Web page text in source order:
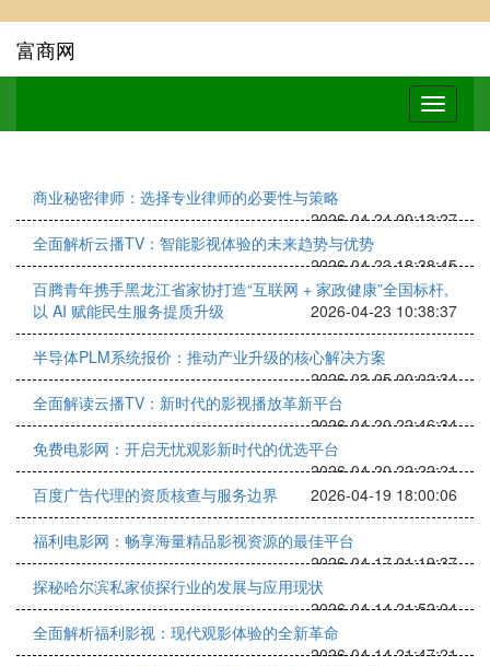
富商网
商业秘密律师：选择专业律师的必要性与策略
2026-04-24 00:13:27
全面解析云播TV：智能影视体验的未来趋势与优势
2026-04-23 18:38:45
百腾青年携手黑龙江省家协打造“互联网 + 家政健康”全国标杆,
以 AI 赋能民生服务提质升级
2026-04-23 10:38:37
半导体PLM系统报价：推动产业升级的核心解决方案
2026-03-05 00:02:34
全面解读云播TV：新时代的影视播放革新平台
2026-04-20 22:46:34
免费电影网：开启无忧观影新时代的优选平台
2026-04-20 22:22:21
百度广告代理的资质核查与服务边界
2026-04-19 18:00:06
福利电影网：畅享海量精品影视资源的最佳平台
2026-04-17 01:19:37
探秘哈尔滨私家侦探行业的发展与应用现状
2026-04-14 21:52:04
全面解析福利影视：现代观影体验的全新革命
2026-04-14 21:47:21